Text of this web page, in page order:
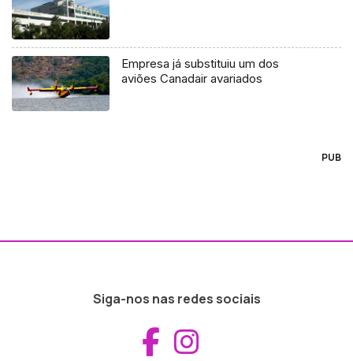
Empresa já substituiu um dos
aviões Canadair avariados
PUB
Siga-nos nas redes sociais
Aceder ao